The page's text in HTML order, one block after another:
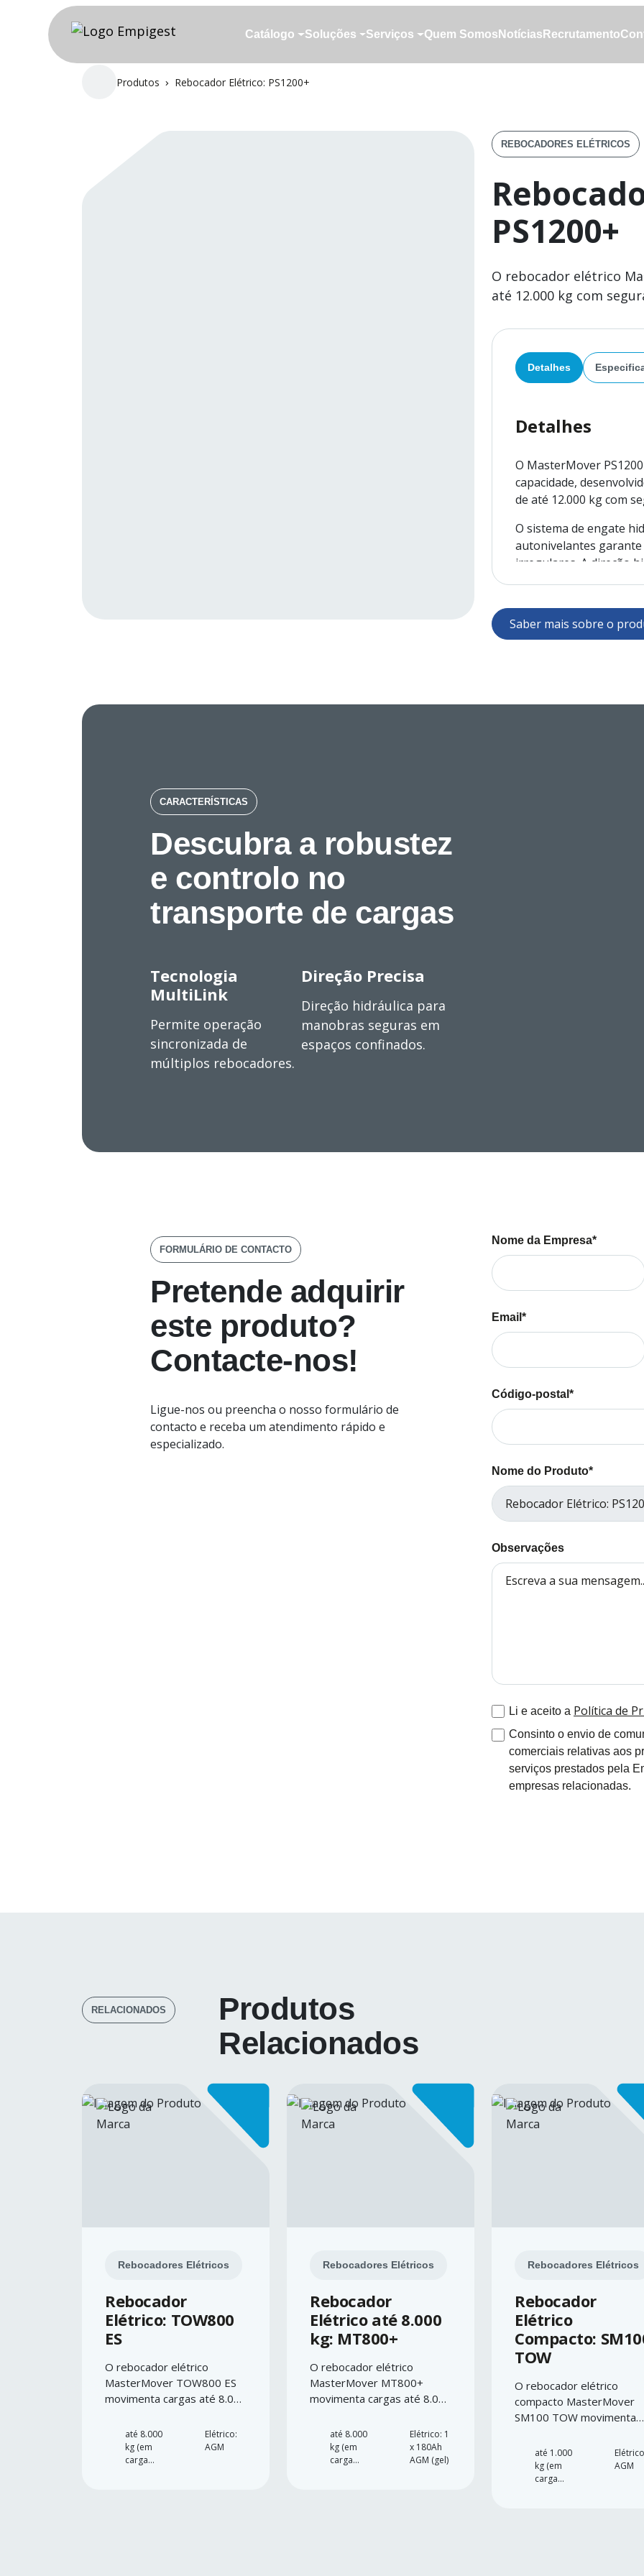
Skip to main content
Catálogo
Soluções
Serviços
Quem Somos Notícias Recrutamento
Produtos Rebocador Elétrico: PS1200+
REBOCADORES ELÉTRICOS
PS1200+
O rebocador elétrico
até 12.000 kg com
Detalhes
Detalhes
O MasterMover
capacidade,
de até 12.000 kg com
O sistema de engate
autonivelantes garante
irregulares. A direção
A tecnologia MultiLink
Saber mais sobre o
CARACTERÍSTICAS
Descubra a robustez
e controlo no
transporte de cargas
Tecnologia
MultiLink
Permite operação
sincronizada de
múltiplos rebocadores.
Direção Precisa
Direção hidráulica para
manobras seguras em
espaços confinados.
FORMULÁRIO DE CONTACTO
Pretende adquirir
este produto?
Contacte-nos!
Ligue-nos ou preencha o nosso formulário de
contacto e receba um atendimento rápido e
especializado.
Nome da Empresa*
Email*
Código-postal*
Nome do Produto*
Observações
Li e aceito a Política de
Consinto o envio de
comerciais relativas aos
serviços prestados pela
empresas relacionadas.
RELACIONADOS
Produtos
Relacionados
Rebocadores Elétricos
Rebocador
Elétrico: TOW800
ES
O rebocador elétrico
MasterMover TOW800 ES
movimenta cargas até 8.000
reforçada e máxima
segurança.
até 8.000
kg (em
carga
Elétrico:
AGM
Rebocadores Elétricos
Rebocador
Elétrico até 8.000
kg: MT800+
O rebocador elétrico
MasterMover MT800+
movimenta cargas até 8.000
controlo.
até 8.000
kg (em
carga
Elétrico: 1
x 180Ah
AGM (gel)
Rebocadores Elétricos
Rebocador
Elétrico
Compacto:
TOW
O rebocador elétrico
compacto MasterMover
SM100 TOW movimenta
agilidade e segurança.
até 1.000
kg (em
carga
AGM